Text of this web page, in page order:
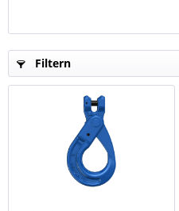
Filtern